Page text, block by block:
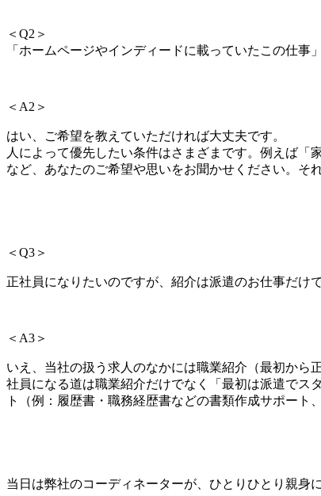
＜Q2＞
「ホームページやインディードに載っていたこの仕
＜A2＞
はい、ご希望を教えていただければ大丈夫です。
人によって優先したい条件はさまざまです。例えば
など、あなたのご希望や思いをお聞かせください。 そ
＜Q3＞
正社員になりたいのですが、紹介は派遣のお仕事だけ
＜A3＞
いえ、当社の扱う求人のなかには職業紹介（最初から
社員になる道は職業紹介だけでなく「最初は派遣でス
ト（例：履歴書・職務経歴書などの書類作成サポー
当日は弊社のコーディネーターが、ひとりひとり親身